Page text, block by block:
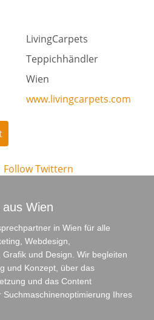
LivingCarpets
Teppichhändler
Wien
www.livingcarpets.com
FollowTwittern
Wien
in Wien für alle
Webdesign,
und Design. Wir begleiten
und Konzept, über das
und das Content
Ihres